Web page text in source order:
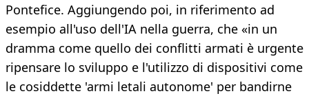
Pontefice. Aggiungendo poi, in riferimento ad
esempio all'uso dell'IA nella guerra, che «in un
dramma come quello dei conflitti armati è urgente
ripensare lo sviluppo e l'utilizzo di dispositivi come
le cosiddette 'armi letali autonome' per bandirne